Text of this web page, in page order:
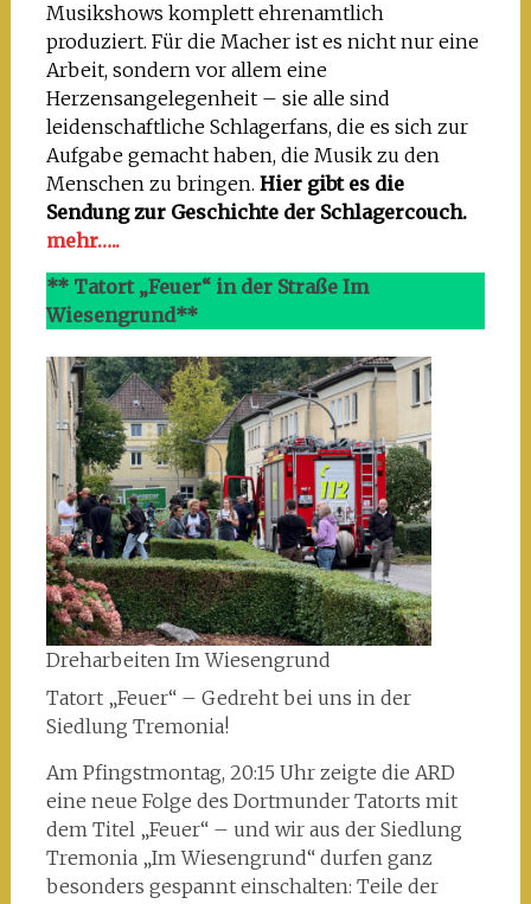
Musikshows komplett ehrenamtlich
produziert. Für die Macher ist es nicht nur eine
Arbeit, sondern vor allem eine
Herzensangelegenheit – sie alle sind
leidenschaftliche Schlagerfans, die es sich zur
Aufgabe gemacht haben, die Musik zu den
Menschen zu bringen. Hier gibt es die
Sendung zur Geschichte der Schlagercouch.
mehr…..
** Tatort „Feuer“ in der Straße Im
Wiesengrund**
Dreharbeiten Im Wiesengrund
Tatort „Feuer“ – Gedreht bei uns in der
Siedlung Tremonia!
Am Pfingstmontag, 20:15 Uhr zeigte die ARD
eine neue Folge des Dortmunder Tatorts mit
dem Titel „Feuer“ – und wir aus der Siedlung
Tremonia „Im Wiesengrund“ durfen ganz
besonders gespannt einschalten: Teile der